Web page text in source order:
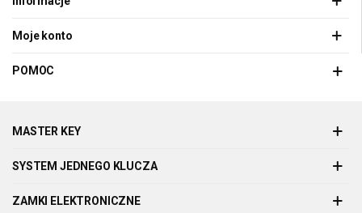
Moje konto
POMOC
MASTER KEY
SYSTEM JEDNEGO KLUCZA
ZAMKI ELEKTRONICZNE